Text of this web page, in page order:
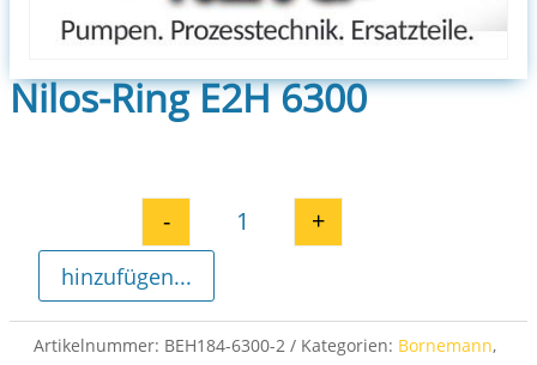
Nilos-Ring E2H 6300
Nilos-Ring E2H 6300 Menge
- +
hinzufügen...
Artikelnummer: BEH184-6300-2 Kategorien: Bornemann,